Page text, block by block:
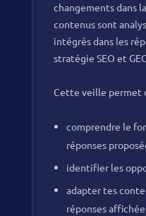
changements dans
contenus sont
intégrés dans les
stratégie SEO et
Cette veille permet
comprendre le
réponses
identifier les
adapter tes
réponses